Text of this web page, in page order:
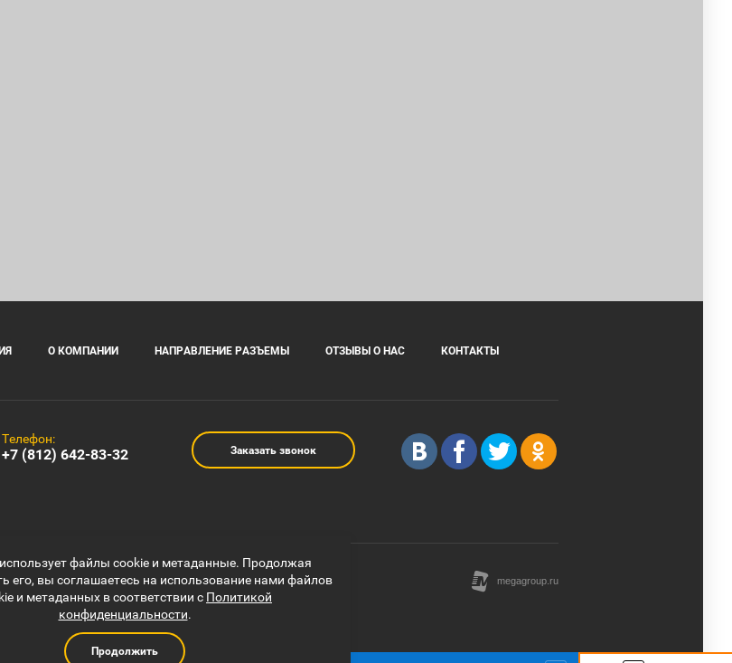
О КОМПАНИИ НАПРАВЛЕНИЕ РАЗЪЕМЫ ОТЗЫВЫ О НАС КОНТАКТЫ
Телефон:
+7 (812) 642-83-32 Заказать звонок
файлы cookie и метаданные. Продолжая
его, вы соглашаетесь на использование нами файлов
и метаданных в соответствии с Политикой
конфиденциальности.
Продолжить